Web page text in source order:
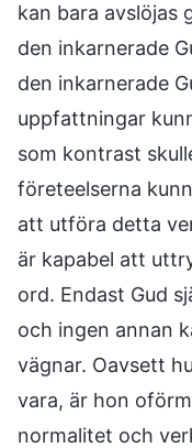
kan bara avslöjas
den inkarnerade
den inkarnerade
uppfattningar
som kontrast
företeelserna
att utföra detta
är kapabel att
ord. Endast Gud
och ingen annan
vägnar. Oavsett
vara, är hon
normalitet och